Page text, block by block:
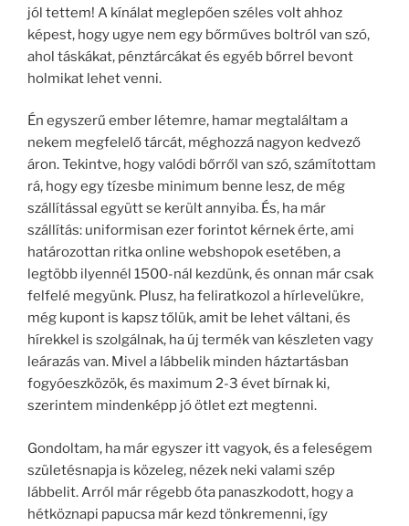
jól tettem! A kínálat meglepően széles volt ahhoz
képest, hogy ugye nem egy bőrműves boltról van szó,
ahol táskákat, pénztárcákat és egyéb bőrrel bevont
holmikat lehet venni.
Én egyszerű ember létemre, hamar megtaláltam a
nekem megfelelő tárcát, méghozzá nagyon kedvező
áron. Tekintve, hogy valódi bőrről van szó, számítottam
rá, hogy egy tízesbe minimum benne lesz, de még
szállítással együtt se került annyiba. És, ha már
szállítás: uniformisan ezer forintot kérnek érte, ami
határozottan ritka online webshopok esetében, a
legtöbb ilyennél 1500-nál kezdünk, és onnan már csak
felfelé megyünk. Plusz, ha feliratkozol a hírlevelükre,
még kupont is kapsz tőlük, amit be lehet váltani, és
hírekkel is szolgálnak, ha új termék van készleten vagy
leárazás van. Mivel a lábbelik minden háztartásban
fogyóeszközök, és maximum 2-3 évet bírnak ki,
szerintem mindenképp jó ötlet ezt megtenni.
Gondoltam, ha már egyszer itt vagyok, és a feleségem
születésnapja is közeleg, nézek neki valami szép
lábbelit. Arról már régebb óta panaszkodott, hogy a
hétköznapi papucsa már kezd tönkremenni, így